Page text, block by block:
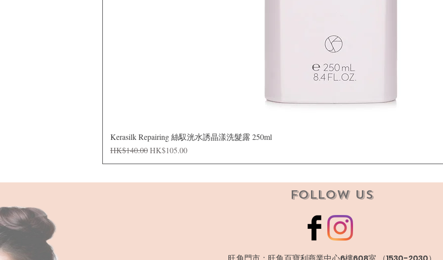
Kerasilk Repairing 絲馭洸水誘晶漾洗髮露 250ml
一般價格
HK$140.00促銷價格
HK$105.00
Follow Us